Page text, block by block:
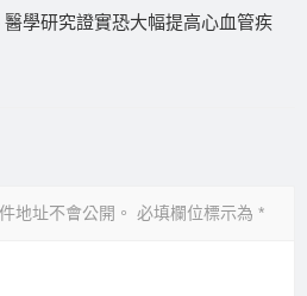
學研究證實恐大幅提高心血管疾
地址不會公開。 必填欄位標示為 *